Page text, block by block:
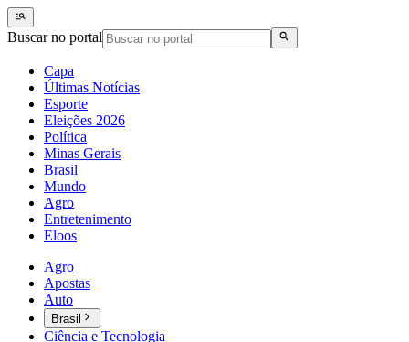
Buscar no portal
Capa
Últimas Notícias
Esporte
Eleições 2026
Política
Minas Gerais
Brasil
Mundo
Agro
Entretenimento
Eloos
Agro
Apostas
Auto
Brasil
Ciência e Tecnologia